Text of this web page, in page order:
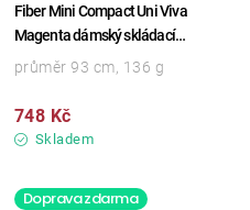
Fiber Mini Compact Uni Viva
Magenta dámský skládací
deštník
Skladem
748 Kč
průměr 93 cm, 136 g
Doprava zdarma